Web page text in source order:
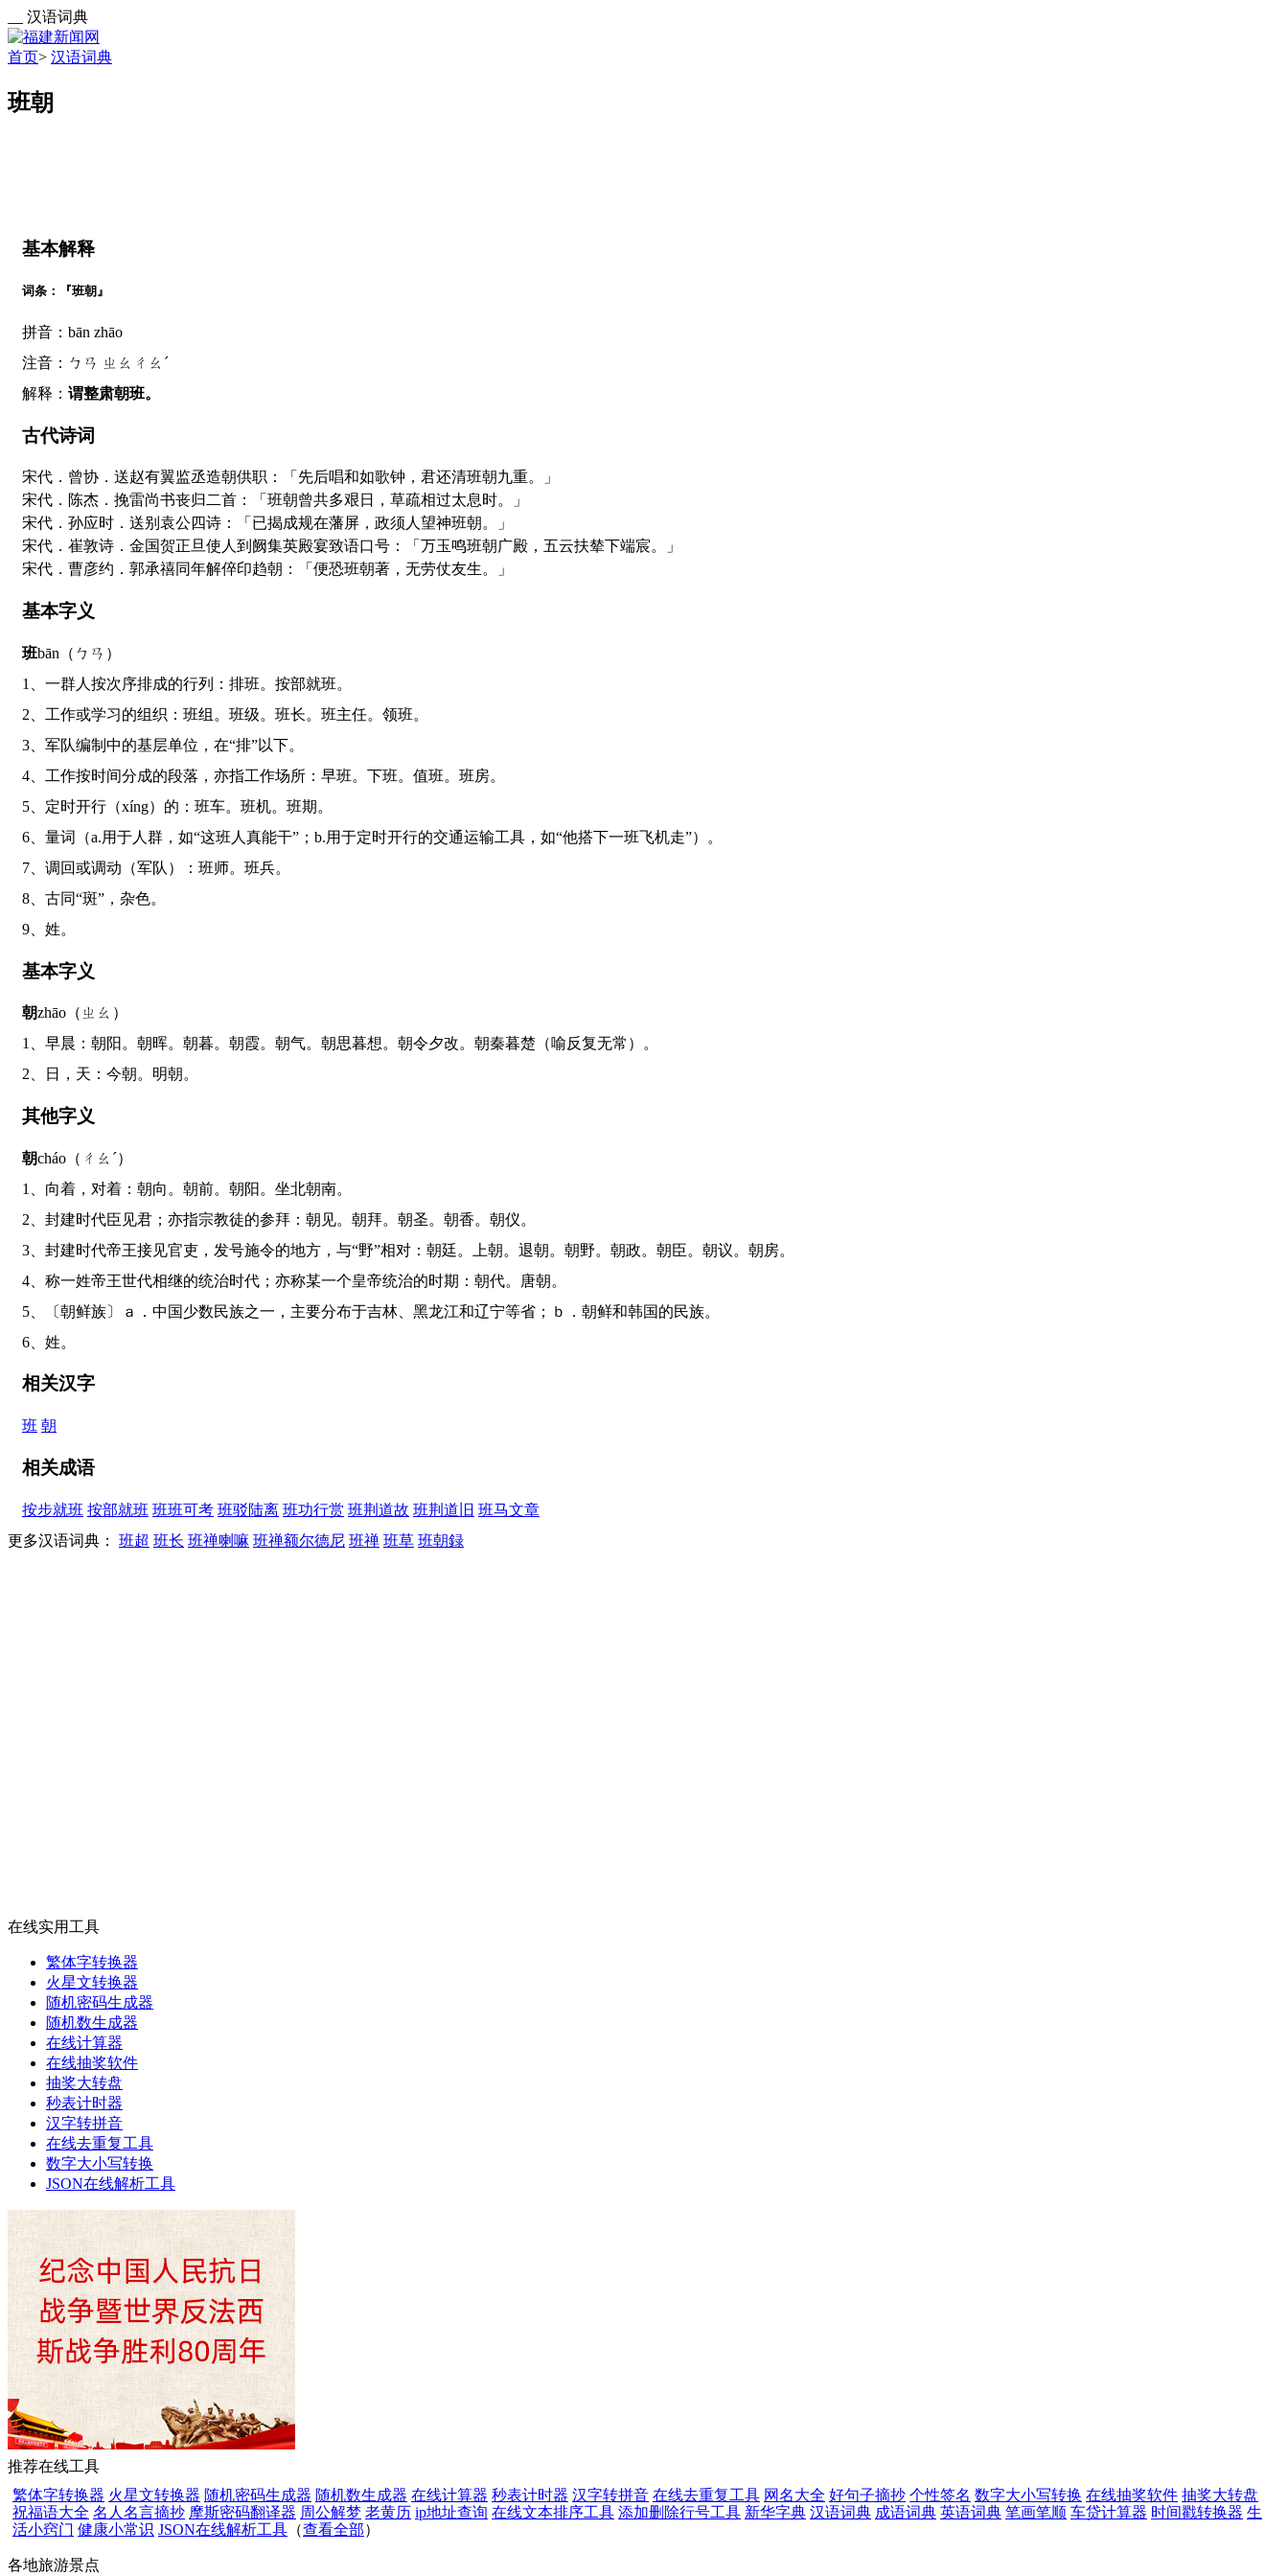
汉语词典
首页> 汉语词典
班朝
基本解释
词条：『班朝』
拼音：bān zhāo
注音：ㄅㄢ ㄓㄠㄔㄠˊ
解释： 谓整肃朝班。
古代诗词
宋代．曾协．送赵有翼监丞造朝供职：「先后唱和如歌钟，君还清班朝九重。」
宋代．陈杰．挽雷尚书丧归二首：「班朝曾共多艰日，草疏相过太息时。」
宋代．孙应时．送别袁公四诗：「已揭成规在藩屏，政须人望神班朝。」
宋代．崔敦诗．金国贺正旦使人到阙集英殿宴致语口号：「万玉鸣班朝广殿，五云扶辇下端宸。」
宋代．曹彦约．郭承禧同年解倅印趋朝：「便恐班朝著，无劳仗友生。」
基本字义
班bān（ㄅㄢ）
1、一群人按次序排成的行列：排班。按部就班。
2、工作或学习的组织：班组。班级。班长。班主任。领班。
3、军队编制中的基层单位，在“排”以下。
4、工作按时间分成的段落，亦指工作场所：早班。下班。值班。班房。
5、定时开行（xíng）的：班车。班机。班期。
6、量词（a.用于人群，如“这班人真能干”；b.用于定时开行的交通运输工具，如“他搭下一班飞机走”）。
7、调回或调动（军队）：班师。班兵。
8、古同“斑”，杂色。
9、姓。
基本字义
朝zhāo（ㄓㄠ）
1、早晨：朝阳。朝晖。朝暮。朝霞。朝气。朝思暮想。朝令夕改。朝秦暮楚（喻反复无常）。
2、日，天：今朝。明朝。
其他字义
朝cháo（ㄔㄠˊ）
1、向着，对着：朝向。朝前。朝阳。坐北朝南。
2、封建时代臣见君；亦指宗教徒的参拜：朝见。朝拜。朝圣。朝香。朝仪。
3、封建时代帝王接见官吏，发号施令的地方，与“野”相对：朝廷。上朝。退朝。朝野。朝政。朝臣。朝议。朝房。
4、称一姓帝王世代相继的统治时代；亦称某一个皇帝统治的时期：朝代。唐朝。
5、〔朝鲜族〕ａ．中国少数民族之一，主要分布于吉林、黑龙江和辽宁等省；ｂ．朝鲜和韩国的民族。
6、姓。
相关汉字
班 朝
相关成语
按步就班 按部就班 班班可考 班驳陆离 班功行赏 班荆道故 班荆道旧 班马文章
更多汉语词典： 班超 班长 班禅喇嘛 班禅额尔德尼 班禅 班草 班朝録
在线实用工具
繁体字转换器
火星文转换器
随机密码生成器
随机数生成器
在线计算器
在线抽奖软件
抽奖大转盘
秒表计时器
汉字转拼音
在线去重复工具
数字大小写转换
JSON在线解析工具
推荐在线工具
繁体字转换器 火星文转换器 随机密码生成器 随机数生成器 在线计算器 秒表计时器 汉字转拼音 在线去重复工具 网名大全 好句子摘抄 个性签名 数字大小写转换 在线抽奖软件 抽奖大转盘
祝福语大全 名人名言摘抄 摩斯密码翻译器 周公解梦 老黄历 ip地址查询 在线文本排序工具 添加删除行号工具 新华字典 汉语词典 成语词典 英语词典 笔画笔顺 车贷计算器 时间戳转换器 生
活小窍门 健康小常识 JSON在线解析工具 （查看全部）
各地旅游景点